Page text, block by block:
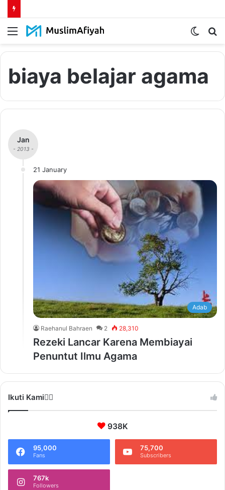
Menu
Switch
biaya belajar agama
Jan
- 2013 -
21 January
Adab
Raehanul Bahraen 2 28,310
Rezeki Lancar Karena Membiayai
Penuntut Ilmu Agama
Ikuti Kami❤️‍🔥
938K
95,000
Fans
75,700
Subscribers
767k
Followers